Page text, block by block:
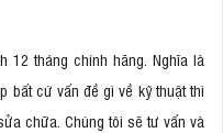
12 tháng chính hãng. Nghĩa là
bất cứ vấn đề gì về kỹ thuật thì
chữa. Chúng tôi sẽ tư vấn và